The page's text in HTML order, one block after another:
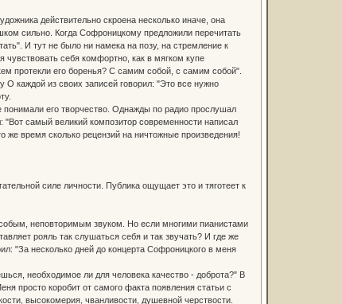
действительно скроена несколько иначе, она
сильно. Когда Софроницкому предложили перечитать
И тут не было ни намека на позу, на стремление к
себя комфортно, как в мягком купе
протекли его боренья? С самим собой, с самим собой".
О каждой из своих записей говорил: "Это все нужно
понимали его творчество. Однажды по радио прослушал
самый великий композитор современности написал
же время сколько рецензий на ничтожные произведения!
силе личности. Публика ощущает это и тяготеет к
неповторимым звуком. Но если многими пианистами
рояль так слушаться себя и так звучать? И где же
"За несколько дней до концерта Софроницкого в меня
необходимое ли для человека качество - доброта?" В
просто коробит от самого факта появления статьи с
высокомерия, чванливости, душевной черствости.